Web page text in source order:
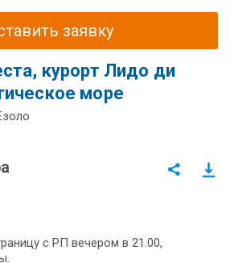
заявку
курорт Лидо ди
море
с РП вечером в 21.00,